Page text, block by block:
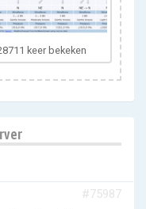
keer bekeken
#75987